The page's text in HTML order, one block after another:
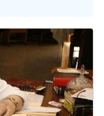
Sauvez la jambe de Yohan
en groupe sur Zoom
Torah-Box Music
29 personnes viennent de demander une bénédiction